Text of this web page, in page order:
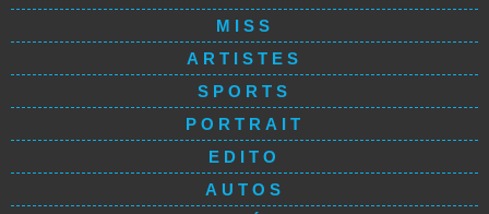
MISS
ARTISTES
SPORTS
PORTRAIT
EDITO
AUTOS